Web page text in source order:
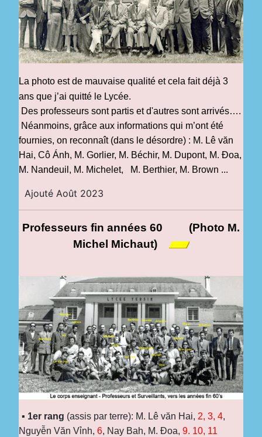
La photo est de mauvaise qualité et cela fait déjà 3
ans que j’ai quitté le Lycée.
Des professeurs sont partis et d'autres sont arrivés….
Néanmoins, grâce aux informations qui m’ont été
fournies, on reconnaît (dans le désordre) : M. Lê văn
Hai, Cô Ánh, M. Gorlier, M. Béchir, M. Dupont, M. Đoa,
M. Nandeuil, M. Michelet, M. Berthier, M. Brown ...
Ajouté Août 2023
Professeurs fin années 60 (Photo M.
Michel Michaut)
▪ 1er rang (assis par terre): M. Lê văn Hai, 2, 3, 4,
Nguyễn Văn Vỉnh, 6, Nay Bah, M. Đoa, 9. 10, 11